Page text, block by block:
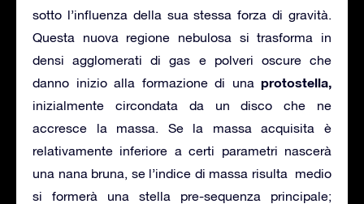
sotto l’influenza della sua stessa forza di gravità.
Questa nuova regione nebulosa si trasforma in
densi agglomerati di gas e polveri oscure che
danno inizio alla formazione di una protostella,
inizialmente circondata da un disco che ne
accresce la massa. Se la massa acquisita è
relativamente inferiore a certi parametri nascerà
una nana bruna, se l’indice di massa risulta medio
si formerà una stella pre-sequenza principale;